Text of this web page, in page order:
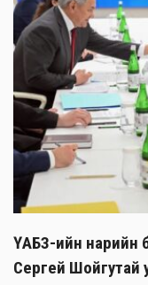
ҮАБЗ-ийн нарийн
Сергей Шойгутай